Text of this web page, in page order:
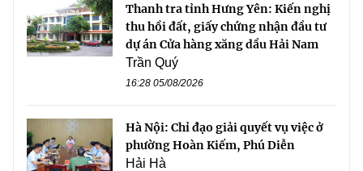
Thanh tra tỉnh Hưng Yên: Kiến nghị
thu hồi đất, giấy chứng nhận đầu tư
dự án Cửa hàng xăng dầu Hải Nam
Trần Quý
16:28 05/08/2026
Hà Nội: Chỉ đạo giải quyết vụ việc ở
phường Hoàn Kiếm, Phú Diễn
Hải Hà